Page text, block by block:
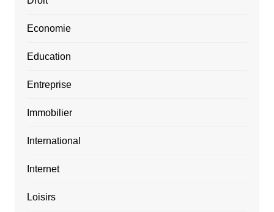
Economie
Education
Entreprise
Immobilier
International
Internet
Loisirs